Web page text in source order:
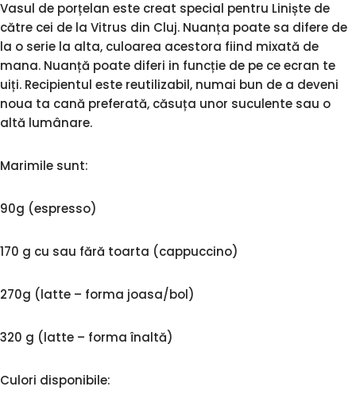
Vasul de porțelan este creat special pentru Liniște de
către cei de la Vitrus din Cluj. Nuanța poate sa difere de
la o serie la alta, culoarea acestora fiind mixată de
mana. Nuanță poate diferi in funcție de pe ce ecran te
uiți. Recipientul este reutilizabil, numai bun de a deveni
noua ta cană preferată, căsuța unor suculente sau o
altă lumânare.
Marimile sunt:
90g (espresso)
170 g cu sau fără toarta (cappuccino)
270g (latte – forma joasa/bol)
320 g (latte – forma înaltă)
Culori disponibile: